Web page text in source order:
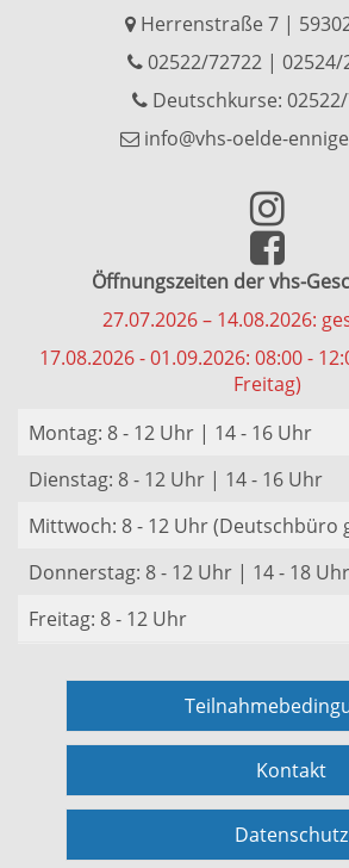
Herrenstraße 7 |
02522/72722| 02524/
Deutschkurse:
info@vhs-oelde-
Öffnungszeiten der vhs-
27.07.2026 – 14.08.2026:
17.08.2026 - 01.09.2026: 08:00 -
Freitag)
Montag: 8 - 12 Uhr | 14 - 16 Uhr
Dienstag: 8 - 12 Uhr | 14 - 16 Uhr
Mittwoch: 8 - 12 Uhr (Deutschbüro
Donnerstag: 8 - 12 Uhr | 14 - 18 Uhr
Freitag: 8 - 12 Uhr
Kontakt
Datenschutz